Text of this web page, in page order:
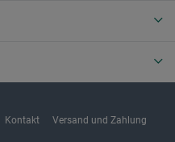
Kontakt Versand und Zahlung